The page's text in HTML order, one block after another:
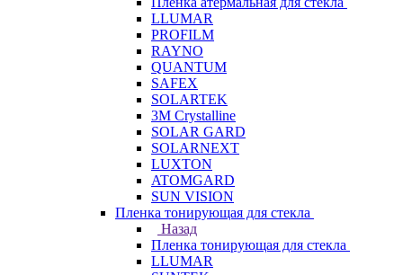
LLUMAR
PROFILM
RAYNO
QUANTUM
SAFEX
SOLARTEK
3M Crystalline
SOLAR GARD
SOLARNEXT
LUXTON
ATOMGARD
SUN VISION
Пленка тонирующая для стекла
Назад
Пленка тонирующая для стекла
LLUMAR